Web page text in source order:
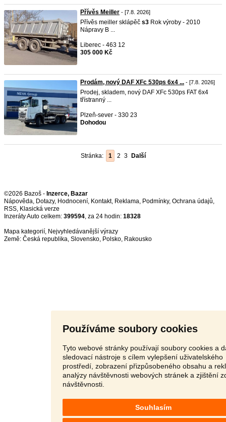
Používáme soubory cookies
Tyto webové stránky používají soubory cookies a
sledovací nástroje s cílem vylepšení uživatelského
prostředí, zobrazení přizpůsobeného obsahu a
analýzy návštěvnosti webových stránek a zjištění
návštěvnosti.
Souhlasím
Přívěs Meiller - [7.8. 2026]
Přívěs meiller sklápěč s3 Rok výroby - 2010
Nápravy B ...
Liberec - 463 12
305 000 Kč
Prodám, nový DAF XFc 530ps 6x4 ... - [7.8. 2026]
Prodej, skladem, nový DAF XFc 530ps FAT 6x4
třístranný ...
Plzeň-sever - 330 23
Dohodou
Stránka: 1 2 3 Další
©2026 Bazoš - Inzerce, Bazar
Nápověda, Dotazy, Hodnocení, Kontakt, Reklama, Podmínky, Ochrana údajů,
RSS,
Inzeráty Auto celkem: 399594, za 24 hodin: 18328
Mapa kategorií, Nejvyhledávanější výrazy
Země: Česká republika, Slovensko, Polsko, Rakousko